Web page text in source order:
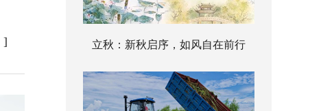
] 立秋：新秋启序，如风自在前行